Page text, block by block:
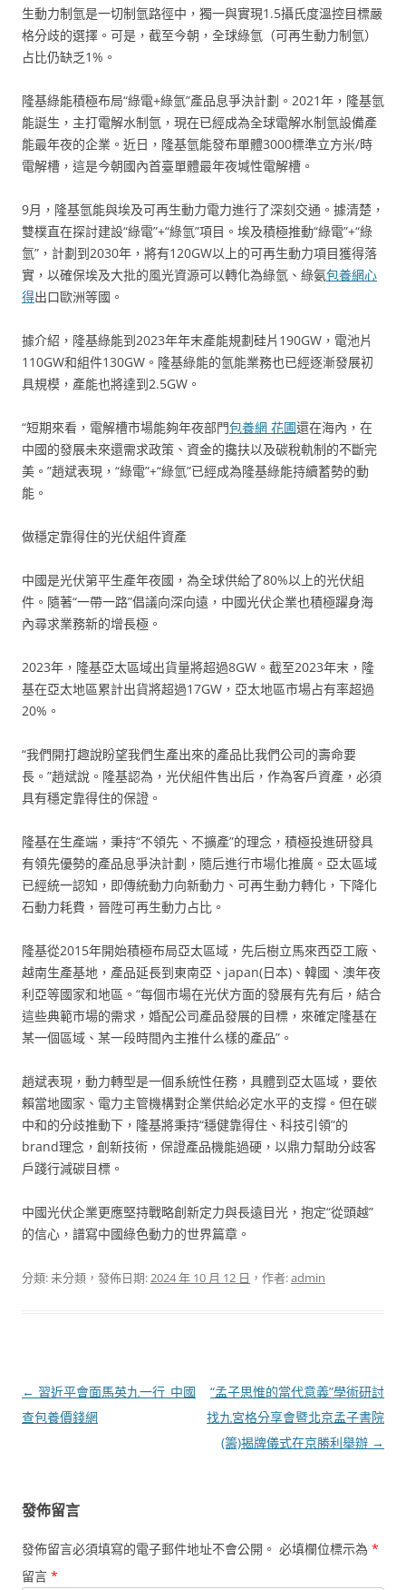
生動力制氫是一切制氫路徑中，獨一與實現1.5攝氏度溫控目標嚴
格分歧的選擇。可是，截至今朝，全球綠氫（可再生動力制氫）
占比仍缺乏1%。
隆基綠能積極布局“綠電+綠氫”產品息爭決計劃。2021年，隆基氫
能誕生，主打電解水制氫，現在已經成為全球電解水制氫設備產
能最年夜的企業。近日，隆基氫能發布單體3000標準立方米/時
電解槽，這是今朝國內首臺單體最年夜堿性電解槽。
9月，隆基氫能與埃及可再生動力電力進行了深刻交通。據清楚，
雙樸直在探討建設“綠電”+“綠氫”項目。埃及積極推動“綠電”+“綠
氫”，計劃到2030年，將有120GW以上的可再生動力項目獲得落
實，以確保埃及大批的風光資源可以轉化為綠氫、綠氨包養網心
得出口歐洲等國。
據介紹，隆基綠能到2023年年末產能規劃硅片190GW，電池片
110GW和組件130GW。隆基綠能的氫能業務也已經逐漸發展初
具規模，產能也將達到2.5GW。
“短期來看，電解槽市場能夠年夜部門包養網 花圃還在海內，在
中國的發展未來還需求政策、資金的攙扶以及碳稅軌制的不斷完
美。”趙斌表現，“綠電”+“綠氫”已經成為隆基綠能持續蓄勢的動
能。
做穩定靠得住的光伏組件資產
中國是光伏第平生產年夜國，為全球供給了80%以上的光伏組
件。隨著“一帶一路”倡議向深向遠，中國光伏企業也積極躍身海
內尋求業務新的增長極。
2023年，隆基亞太區域出貨量將超過8GW。截至2023年末，隆
基在亞太地區累計出貨將超過17GW，亞太地區市場占有率超過
20%。
“我們開打趣說盼望我們生產出來的產品比我們公司的壽命要
長。”趙斌說。隆基認為，光伏組件售出后，作為客戶資產，必須
具有穩定靠得住的保證。
隆基在生產端，秉持“不領先、不擴產”的理念，積極投進研發具
有領先優勢的產品息爭決計劃，隨后進行市場化推廣。亞太區域
已經統一認知，即傳統動力向新動力、可再生動力轉化，下降化
石動力耗費，晉陞可再生動力占比。
隆基從2015年開始積極布局亞太區域，先后樹立馬來西亞工廠、
越南生產基地，產品延長到東南亞、japan(日本)、韓國、澳年夜
利亞等國家和地區。“每個市場在光伏方面的發展有先有后，結合
這些典範市場的需求，婚配公司產品發展的目標，來確定隆基在
某一個區域、某一段時間內主推什么樣的產品”。
趙斌表現，動力轉型是一個系統性任務，具體到亞太區域，要依
賴當地國家、電力主管機構對企業供給必定水平的支撐。但在碳
中和的分歧推動下，隆基將秉持“穩健靠得住、科技引領”的
brand理念，創新技術，保證產品機能過硬，以鼎力幫助分歧客
戶踐行減碳目標。
中國光伏企業更應堅持戰略創新定力與長遠目光，抱定“從頭越”
的信心，譜寫中國綠色動力的世界篇章。
分類: 未分類，發佈日期:2024 年 10 月 12 日 ，作者:admin
文
章
← 習近平會面馬英九一行_中國
查包養價錢網
“孟子思惟的當代意義”學術研討
找九宮格分享會暨北京孟子書院
(籌)揭牌儀式在京勝利舉辦 →
發佈留言
發佈留言必須填寫的電子郵件地址不會公開。 必填欄位標示為 *
留言 *